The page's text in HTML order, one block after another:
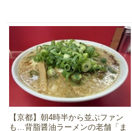
【京都】朝4時半から並ぶファン
も…背脂醤油ラーメンの老舗「ま